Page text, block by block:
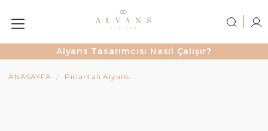
Alyans Tasarımcısı Nasıl Çalışır?
ANASAYFA Pırlantalı Alyans